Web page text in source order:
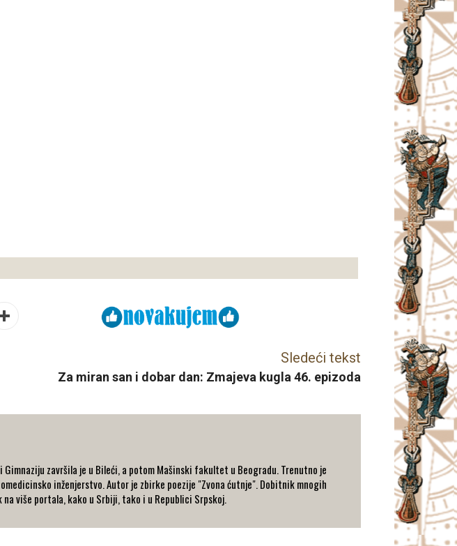
Sledeći tekst
Za miran san i dobar dan: Zmajeva kugla 46. epizoda
Gimnaziju završila je u Bileći, a potom Mašinski fakultet u Beogradu. Trenutno je
inženjerstvo. Autor je zbirke poezije "Zvona ćutnje". Dobitnik mnogih
više portala, kako u Srbiji, tako i u Republici Srpskoj.